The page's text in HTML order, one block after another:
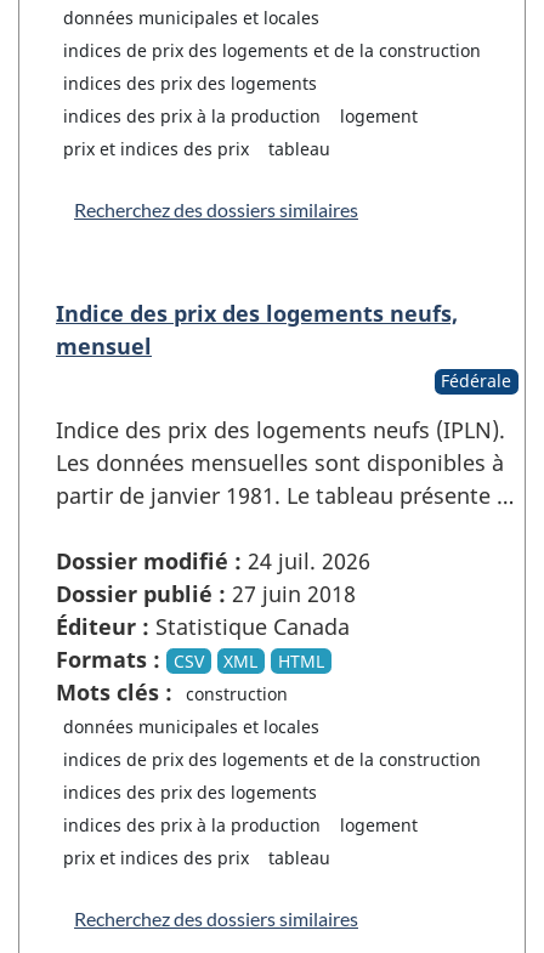
données municipales et locales
indices de prix des logements et de la construction
indices des prix des logements
indices des prix à la production
logement
prix et indices des prix
tableau
Recherchez des dossiers similaires
Indice des prix des logements neufs,
mensuel
Fédérale
Indice des prix des logements neufs (IPLN).
Les données mensuelles sont disponibles à
partir de janvier 1981. Le tableau présente …
Dossier modifié : 24 juil. 2026
Dossier publié : 27 juin 2018
Éditeur : Statistique Canada
Formats :
CSV XML HTML
Mots clés :
construction
données municipales et locales
indices de prix des logements et de la construction
indices des prix des logements
indices des prix à la production
logement
prix et indices des prix
tableau
Recherchez des dossiers similaires